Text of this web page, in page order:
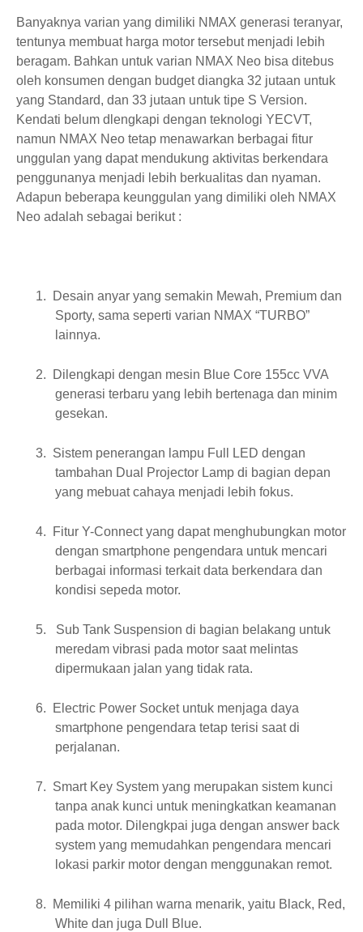
Banyaknya varian yang dimiliki NMAX generasi teranyar,
tentunya membuat harga motor tersebut menjadi lebih
beragam. Bahkan untuk varian NMAX Neo bisa ditebus
oleh konsumen dengan budget diangka 32 jutaan untuk
yang Standard, dan 33 jutaan untuk tipe S Version.
Kendati belum dlengkapi dengan teknologi YECVT,
namun NMAX Neo tetap menawarkan berbagai fitur
unggulan yang dapat mendukung aktivitas berkendara
penggunanya menjadi lebih berkualitas dan nyaman.
Adapun beberapa keunggulan yang dimiliki oleh NMAX
Neo adalah sebagai berikut :
1.
Desain anyar yang semakin Mewah, Premium dan
Sporty, sama seperti varian NMAX “TURBO”
lainnya.
2.
Dilengkapi dengan mesin Blue Core 155cc VVA
generasi terbaru yang lebih bertenaga dan minim
gesekan.
3. Sistem penerangan lampu Full LED dengan
tambahan Dual Projector Lamp di bagian depan
yang mebuat cahaya menjadi lebih fokus.
4.
Fitur Y-Connect yang dapat menghubungkan motor
dengan smartphone pengendara untuk mencari
berbagai informasi terkait data berkendara dan
kondisi sepeda motor.
5.
Sub Tank Suspension di bagian belakang untuk
meredam vibrasi pada motor saat melintas
dipermukaan jalan yang tidak rata.
6.
Electric Power Socket untuk menjaga daya
smartphone pengendara tetap terisi saat di
perjalanan.
7. Smart Key System yang merupakan sistem kunci
tanpa anak kunci untuk meningkatkan keamanan
pada motor. Dilengkpai juga dengan answer back
system yang memudahkan pengendara mencari
lokasi parkir motor dengan menggunakan remot.
8.
Memiliki 4 pilihan warna menarik, yaitu Black, Red,
White dan juga Dull Blue.